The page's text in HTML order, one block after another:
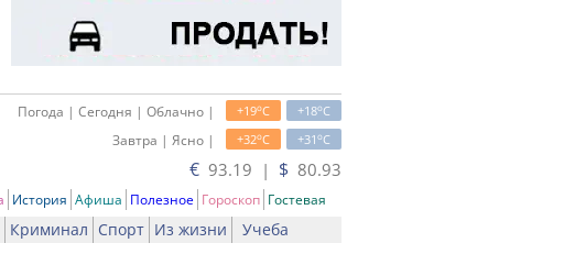
+18oC
+19oC
Погода | Сегодня | Облачно |
+31oC
+32oC
Завтра | Ясно |
€ 93.19 | $ 80.93
История Афиша Полезное Гороскоп Гостевая
Криминал Спорт Из жизни Учеба